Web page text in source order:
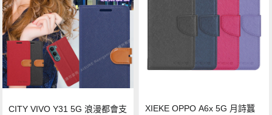
CITY VIVO Y31 5G 浪漫都會支
XIEKE OPPO A6x 5G 月詩蠶